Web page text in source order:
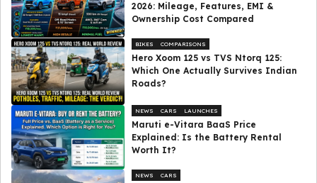
2026: Mileage, Features, EMI &
Ownership Cost Compared
BIKES COMPARISONS
Hero Xoom 125 vs TVS Ntorq 125:
Which One Actually Survives Indian
Roads?
NEWS CARS LAUNCHES
Maruti e-Vitara BaaS Price
Explained: Is the Battery Rental
Worth It?
NEWS CARS